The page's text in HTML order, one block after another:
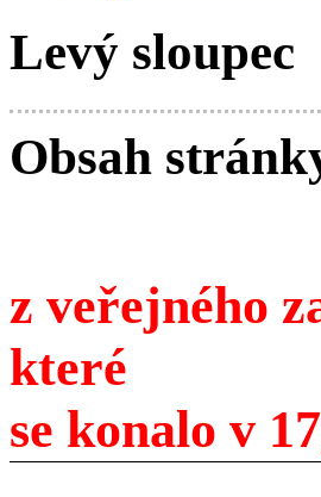
Levý sloupec
Obsah
z veřejného
které
se konalo v